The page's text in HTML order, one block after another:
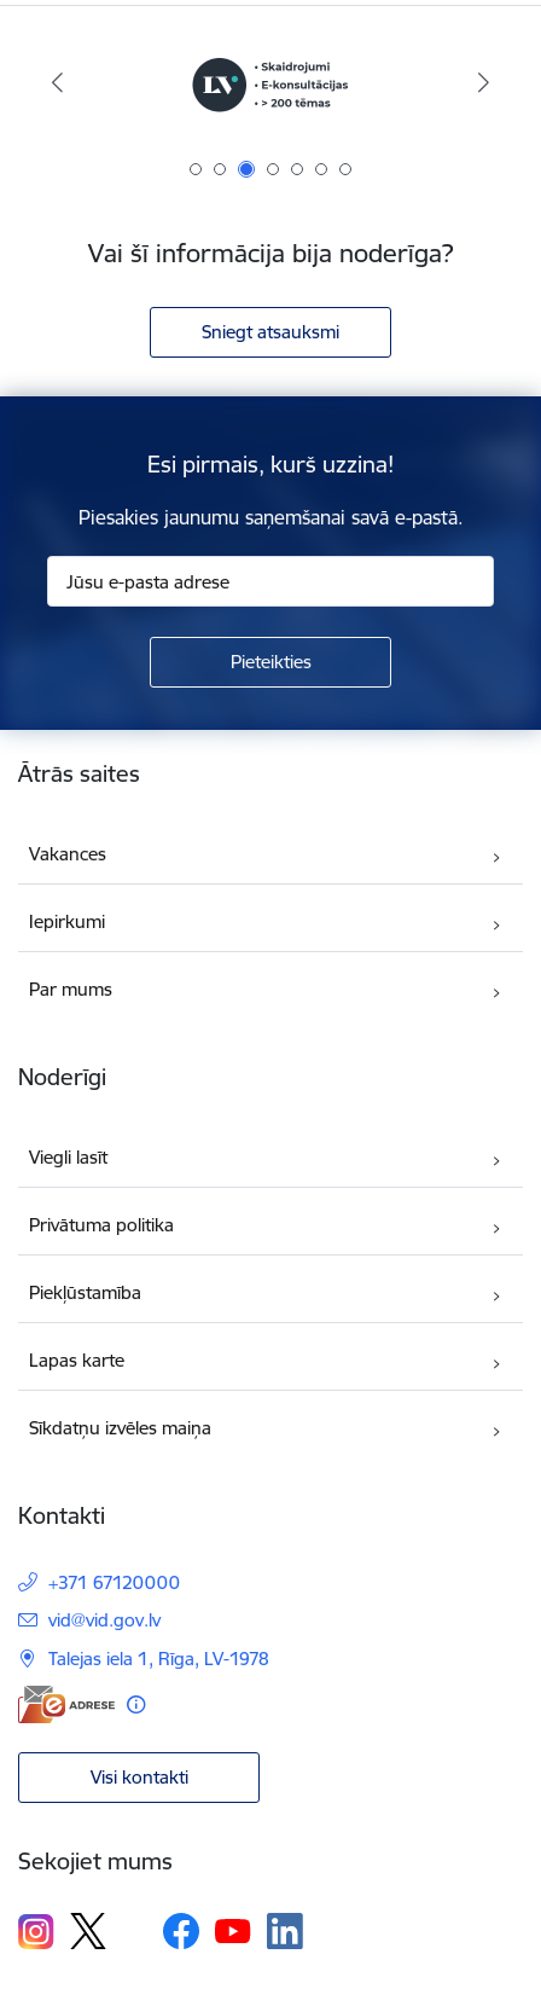
Vai šī informācija bija noderīga?
Sniegt atsauksmi
Esi pirmais, kurš uzzina!
Piesakies jaunumu saņemšanai savā e-pastā.
Kājene
Ātrās saites
Vakances
Iepirkumi
Par mums
Noderīgi
Viegli lasīt
Privātuma politika
Piekļūstamība
Lapas karte
Sīkdatņu izvēles maiņa
Kontakti
+371 67120000
E-pasts:
vid@vid.gov.lv
Talejas iela 1, Rīga, LV-1978
Visi kontakti
Sekojiet mums